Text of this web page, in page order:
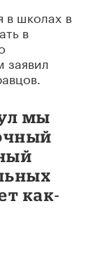
в школах в
в
заявил
мы
как-